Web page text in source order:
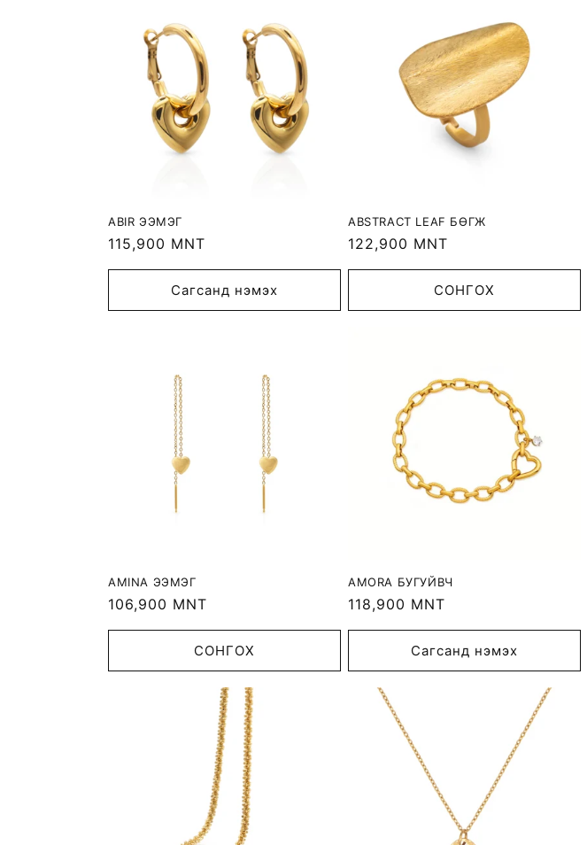
:
ABIR ЭЭМЭГ
Regular
price
115,900 MNT
Сагсанд нэмэх
ABSTRACT LEAF БӨГЖ
Regular
price
122,900 MNT
СОНГОХ
AMINA ЭЭМЭГ
Regular
price
106,900 MNT
СОНГОХ
AMORA БУГУЙВЧ
Regular
price
118,900 MNT
Сагсанд нэмэх